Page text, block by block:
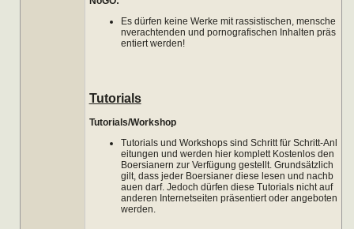
Es dürfen keine Werke mit rassistischen, mensche
nverachtenden und pornografischen Inhalten präs
entiert werden!
Tutorials
Tutorials/Workshop
Tutorials und Workshops sind Schritt für Schritt-Anl
eitungen und werden hier komplett Kostenlos den
Boersianern zur Verfügung gestellt. Grundsätzlich
gilt, dass jeder Boersianer diese lesen und nachb
auen darf. Jedoch dürfen diese Tutorials nicht auf
anderen Internetseiten präsentiert oder angeboten
werden.